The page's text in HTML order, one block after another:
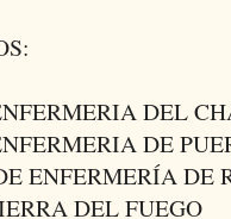
DEL
DE
ENFERMERÍA DE
DEL FUEGO